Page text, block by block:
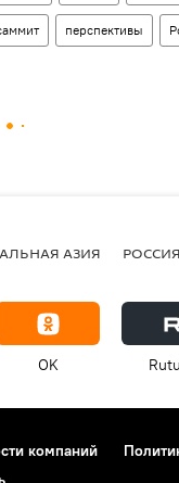
перспективы
АЗИЯ РОССИЯ
OK
компаний